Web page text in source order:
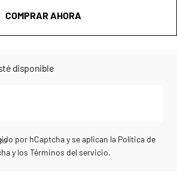
COMPRAR AHORA
disponible
por hCaptcha y se aplican la Política de
y los Términos del servicio.